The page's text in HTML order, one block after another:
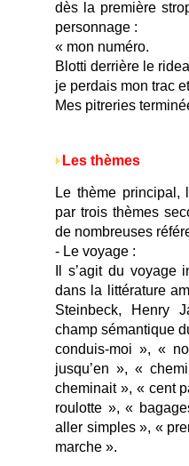
dès la première
personnage :
« mon numéro.
Blotti derrière le
je perdais mon trac
Mes pitreries
Les thèmes
Le thème principal,
par trois thèmes
de nombreuses
- Le voyage :
Il s’agit du voyage
dans la littérature
Steinbeck, Henry
champ sémantique
conduis-moi », «
jusqu’en », «
cheminait », « cent
roulotte », «
aller simples », «
marche ».